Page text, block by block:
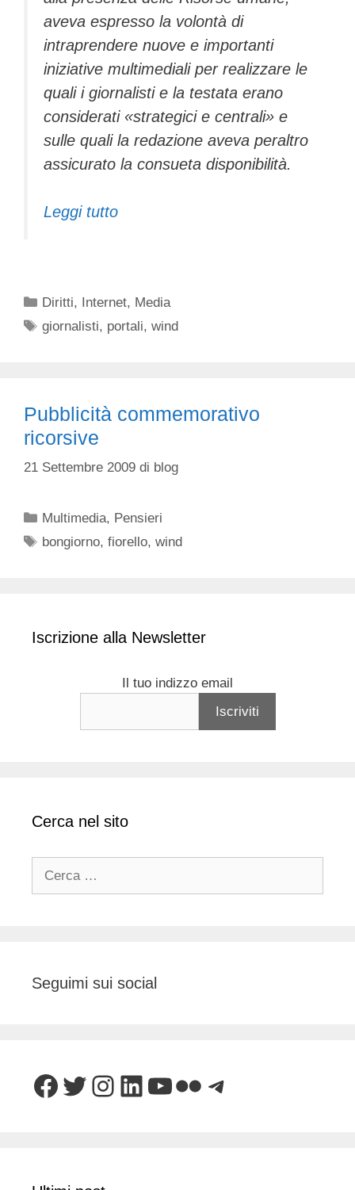
aveva espresso la volontà di
intraprendere nuove e importanti
iniziative multimediali per realizzare le
quali i giornalisti e la testata erano
considerati «strategici e centrali» e
sulle quali la redazione aveva peraltro
assicurato la consueta disponibilità.
Leggi tutto
Categorie
Diritti, Internet, Media
Tag
giornalisti, portali,wind
Pubblicità commemorativo
ricorsive
21 Settembre 2009 di blog
Categorie
Multimedia, Pensieri
Tag
bongiorno,fiorello,wind
Iscrizione alla Newsletter
Il tuo indizzo email
Cerca nel sito
Seguimi sui social
Facebook
Twitter
Instagram
LinkedIn
YouTube
FlickrTelegram